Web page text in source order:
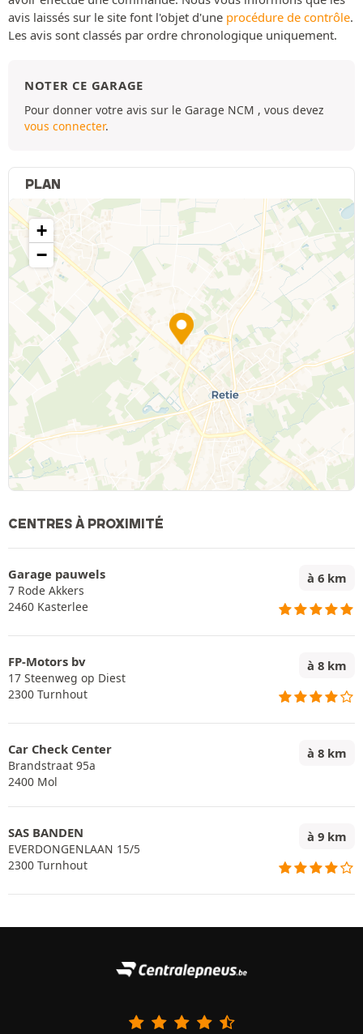
avis laissés sur le site font l'objet d'une procédure de contrôle.
Les avis sont classés par ordre chronologique uniquement.
NOTER CE GARAGE
Pour donner votre avis sur le Garage NCM , vous devez
vous connecter.
PLAN
+
−
CENTRES À PROXIMITÉ
Garage pauwels
7 Rode Akkers
2460 Kasterlee
à 6 km
FP-Motors bv
17 Steenweg op Diest
2300 Turnhout
à 8 km
Car Check Center
Brandstraat 95a
2400 Mol
à 8 km
SAS BANDEN
EVERDONGENLAAN 15/5
2300 Turnhout
à 9 km